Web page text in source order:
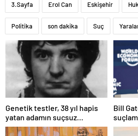
3.Sayfa Erol Can Eskişehir
Politika son dakika Suç
Genetik testler, 38 yıl hapis
yatan adamın suçsuz
olduğunu ortaya çıkardı
Bill